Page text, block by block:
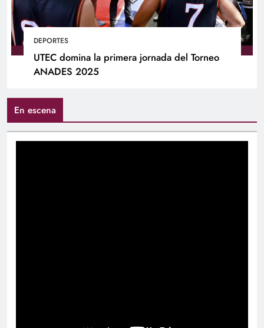
DEPORTES
UTEC domina la primera jornada del Torneo
ANADES 2025
En escena